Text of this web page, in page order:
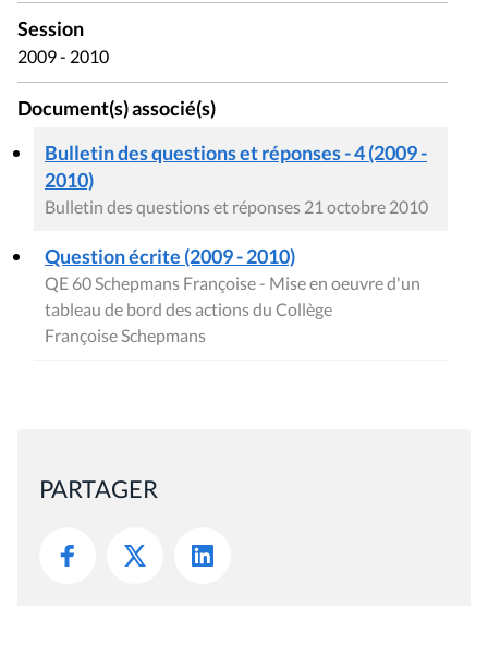
Session
2009 - 2010
Document(s) associé(s)
Bulletin des questions et réponses - 4 (2009 -
2010)
Bulletin des questions et réponses 21 octobre 2010
Question écrite (2009 - 2010)
QE 60 Schepmans Françoise - Mise en oeuvre d'un
tableau de bord des actions du Collège
Françoise Schepmans
PARTAGER